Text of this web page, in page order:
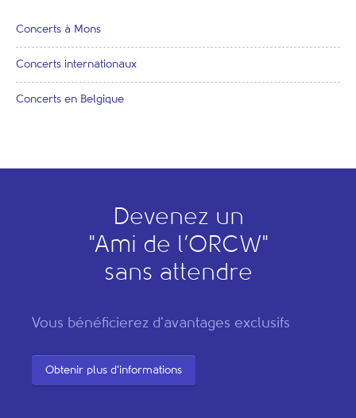
Concerts à Mons
Concerts internationaux
Concerts en Belgique
Devenez un
"Ami de l’ORCW"
sans attendre
Vous bénéficierez d'avantages exclusifs
Obtenir plus d'informations